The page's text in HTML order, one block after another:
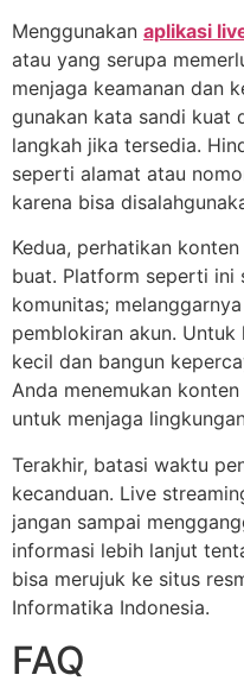
Menggunakan aplikasi
atau yang serupa
menjaga keamanan dan
gunakan kata sandi kuat
langkah jika tersedia.
seperti alamat atau
karena bisa
Kedua, perhatikan
buat. Platform seperti ini
komunitas;
pemblokiran akun. Untuk
kecil dan bangun
Anda menemukan
untuk menjaga
Terakhir, batasi waktu
kecanduan. Live
jangan sampai
informasi lebih lanjut
bisa merujuk ke situs
Informatika Indonesia.
FAQ